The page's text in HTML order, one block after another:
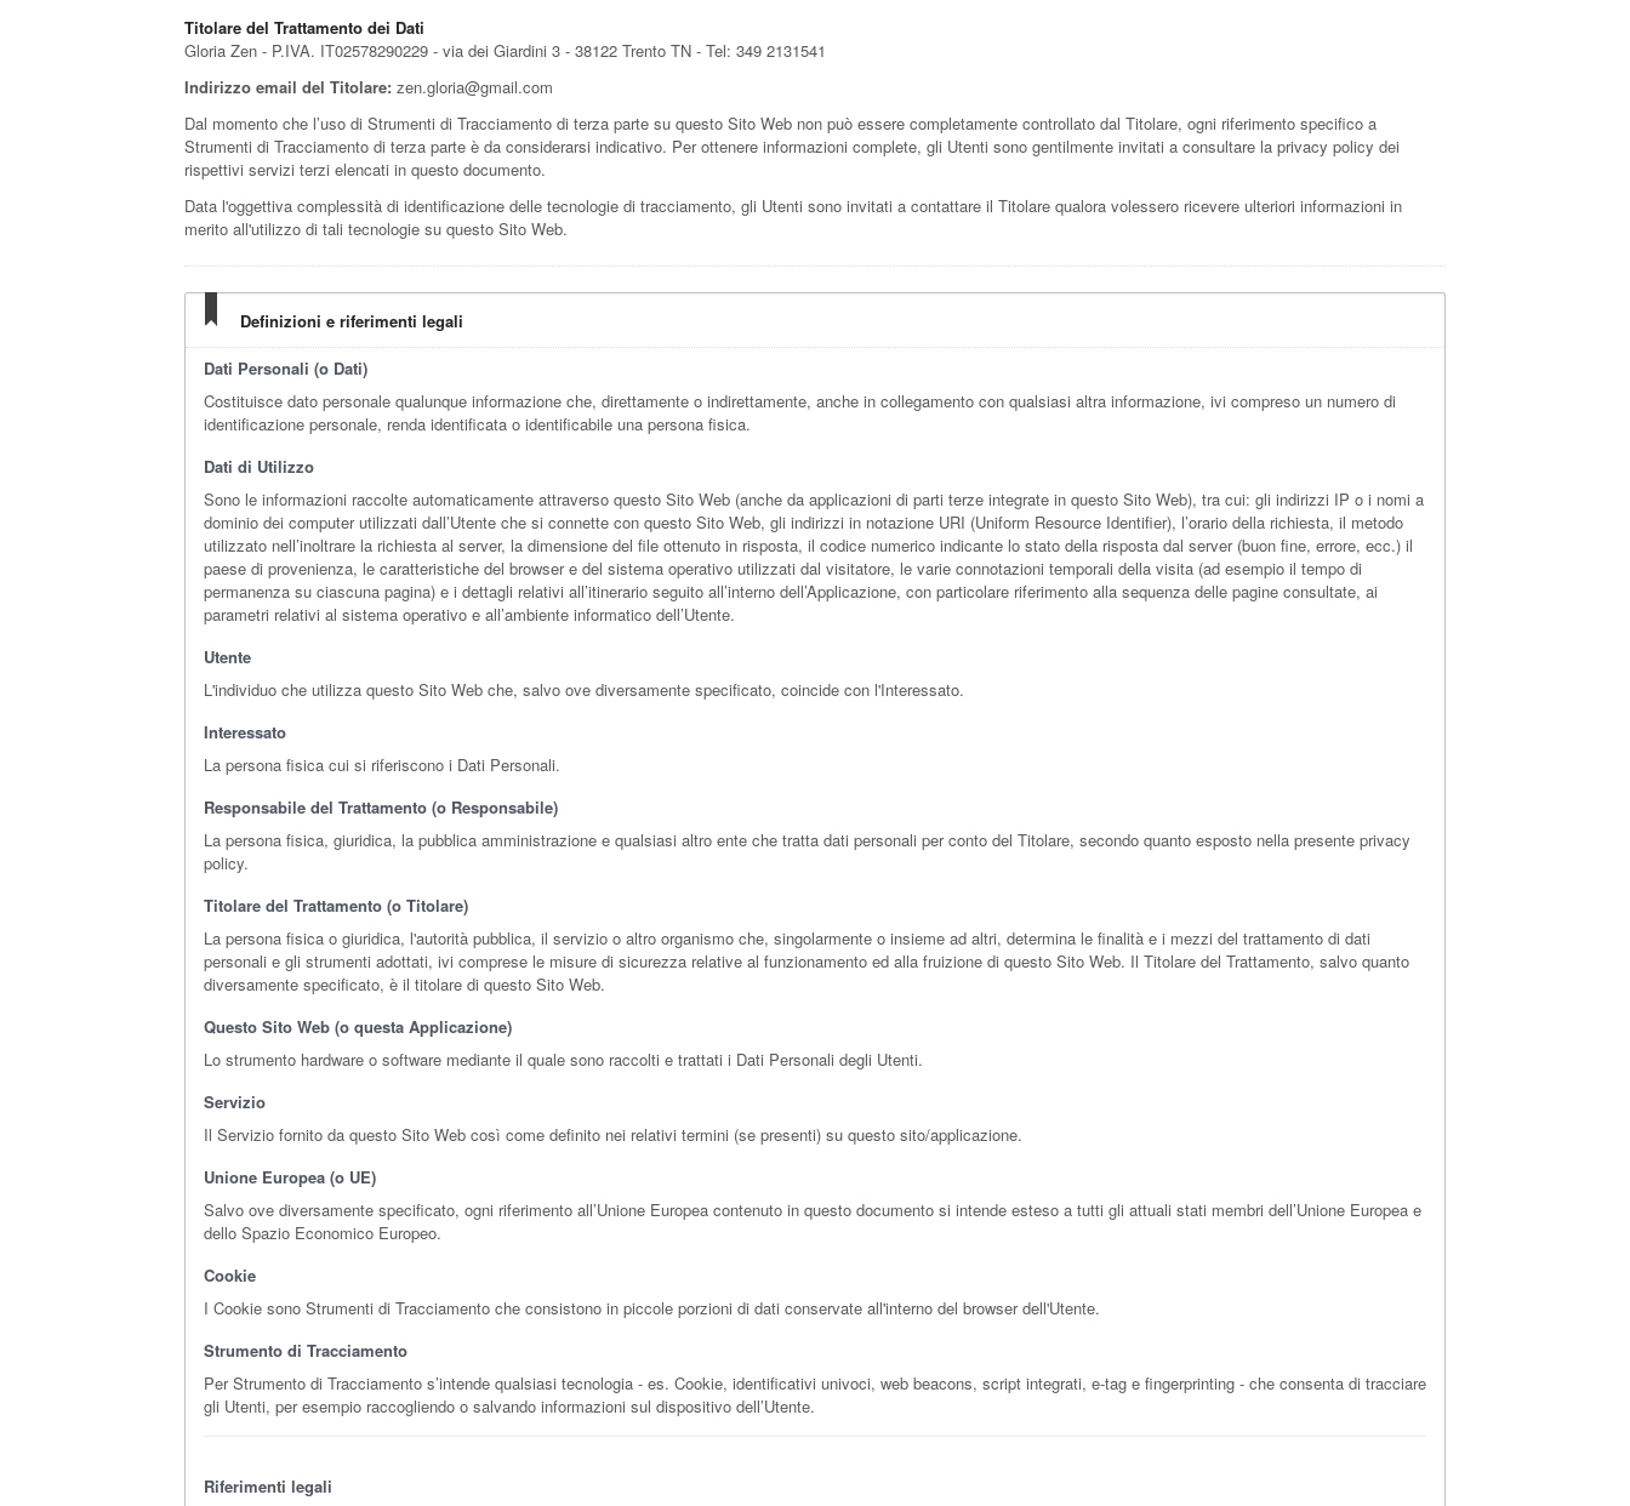
Titolare del Trattamento dei Dati
Gloria Zen - P.IVA. IT02578290229 - via dei Giardini 3 - 38122 Trento TN - Tel: 349 2131541
Indirizzo email del Titolare: zen.gloria@gmail.com
Dal momento che l’uso di Strumenti di Tracciamento di terza parte su questo Sito Web non può essere completamente controllato dal Titolare, ogni riferimento specifico a
Strumenti di Tracciamento di terza parte è da considerarsi indicativo. Per ottenere informazioni complete, gli Utenti sono gentilmente invitati a consultare la privacy policy dei
rispettivi servizi terzi elencati in questo documento.
Data l'oggettiva complessità di identificazione delle tecnologie di tracciamento, gli Utenti sono invitati a contattare il Titolare qualora volessero ricevere ulteriori informazioni in
merito all'utilizzo di tali tecnologie su questo Sito Web.
Definizioni e riferimenti legali
Dati Personali (o Dati)
Costituisce dato personale qualunque informazione che, direttamente o indirettamente, anche in collegamento con qualsiasi altra informazione, ivi compreso un numero di
identificazione personale, renda identificata o identificabile una persona fisica.
Dati di Utilizzo
Sono le informazioni raccolte automaticamente attraverso questo Sito Web (anche da applicazioni di parti terze integrate in questo Sito Web), tra cui: gli indirizzi IP o i nomi a
dominio dei computer utilizzati dall’Utente che si connette con questo Sito Web, gli indirizzi in notazione URI (Uniform Resource Identifier), l’orario della richiesta, il metodo
utilizzato nell’inoltrare la richiesta al server, la dimensione del file ottenuto in risposta, il codice numerico indicante lo stato della risposta dal server (buon fine, errore, ecc.) il
paese di provenienza, le caratteristiche del browser e del sistema operativo utilizzati dal visitatore, le varie connotazioni temporali della visita (ad esempio il tempo di
permanenza su ciascuna pagina) e i dettagli relativi all’itinerario seguito all’interno dell’Applicazione, con particolare riferimento alla sequenza delle pagine consultate, ai
parametri relativi al sistema operativo e all’ambiente informatico dell’Utente.
Utente
L'individuo che utilizza questo Sito Web che, salvo ove diversamente specificato, coincide con l'Interessato.
Interessato
La persona fisica cui si riferiscono i Dati Personali.
Responsabile del Trattamento (o Responsabile)
La persona fisica, giuridica, la pubblica amministrazione e qualsiasi altro ente che tratta dati personali per conto del Titolare, secondo quanto esposto nella presente privacy
policy.
Titolare del Trattamento (o Titolare)
La persona fisica o giuridica, l'autorità pubblica, il servizio o altro organismo che, singolarmente o insieme ad altri, determina le finalità e i mezzi del trattamento di dati
personali e gli strumenti adottati, ivi comprese le misure di sicurezza relative al funzionamento ed alla fruizione di questo Sito Web. Il Titolare del Trattamento, salvo quanto
diversamente specificato, è il titolare di questo Sito Web.
Questo Sito Web (o questa Applicazione)
Lo strumento hardware o software mediante il quale sono raccolti e trattati i Dati Personali degli Utenti.
Servizio
Il Servizio fornito da questo Sito Web così come definito nei relativi termini (se presenti) su questo sito/applicazione.
Unione Europea (o UE)
Salvo ove diversamente specificato, ogni riferimento all’Unione Europea contenuto in questo documento si intende esteso a tutti gli attuali stati membri dell’Unione Europea e
dello Spazio Economico Europeo.
Cookie
I Cookie sono Strumenti di Tracciamento che consistono in piccole porzioni di dati conservate all'interno del browser dell'Utente.
Strumento di Tracciamento
Per Strumento di Tracciamento s’intende qualsiasi tecnologia - es. Cookie, identificativi univoci, web beacons, script integrati, e-tag e fingerprinting - che consenta di tracciare
gli Utenti, per esempio raccogliendo o salvando informazioni sul dispositivo dell’Utente.
Riferimenti legali